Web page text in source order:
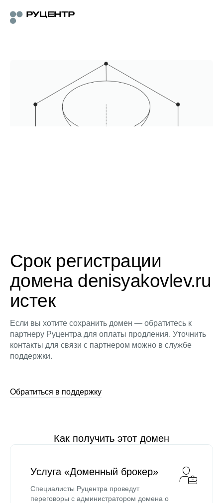
Срок регистрации
домена denisyakovlev.ru
истек
Если вы хотите сохранить домен — обратитесь к
партнеру Руцентра для оплаты продления. Уточнить
контакты для связи с партнером можно в службе
поддержки.
Обратиться в поддержку
Как получить этот домен
Услуга «Доменный брокер»
Специалисты Руцентра проведут
переговоры с администратором домена о